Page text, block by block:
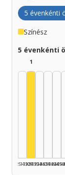
5 évenkénti
Színész
5 évenkénti
1925–1929
1
1930–1934
1935–1939
1940–1944